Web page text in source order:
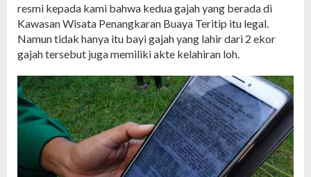
resmi kepada kami bahwa kedua gajah yang berada di
Kawasan Wisata Penangkaran Buaya Teritip itu legal.
Namun tidak hanya itu bayi gajah yang lahir dari 2 ekor
gajah tersebut juga memiliki akte kelahiran loh.